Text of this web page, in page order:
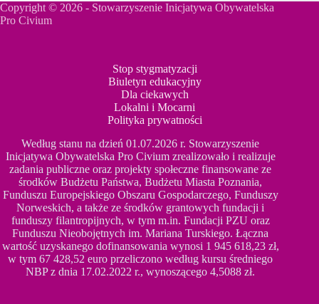
Copyright © 2026 - Stowarzyszenie Inicjatywa Obywatelska
Pro Civium
Stop stygmatyzacji
Biuletyn edukacyjny
Dla ciekawych
Lokalni i Mocarni
Polityka prywatności
Według stanu na dzień 01.07.2026 r. Stowarzyszenie
Inicjatywa Obywatelska Pro Civium zrealizowało i realizuje
zadania publiczne oraz projekty społeczne finansowane ze
środków Budżetu Państwa, Budżetu Miasta Poznania,
Funduszu Europejskiego Obszaru Gospodarczego, Funduszy
Norweskich, a także ze środków grantowych fundacji i
funduszy filantropijnych, w tym m.in. Fundacji PZU oraz
Funduszu Nieobojętnych im. Mariana Turskiego. Łączna
wartość uzyskanego dofinansowania wynosi 1 945 618,23 zł,
w tym 67 428,52 euro przeliczono według kursu średniego
NBP z dnia 17.02.2022 r., wynoszącego 4,5088 zł.